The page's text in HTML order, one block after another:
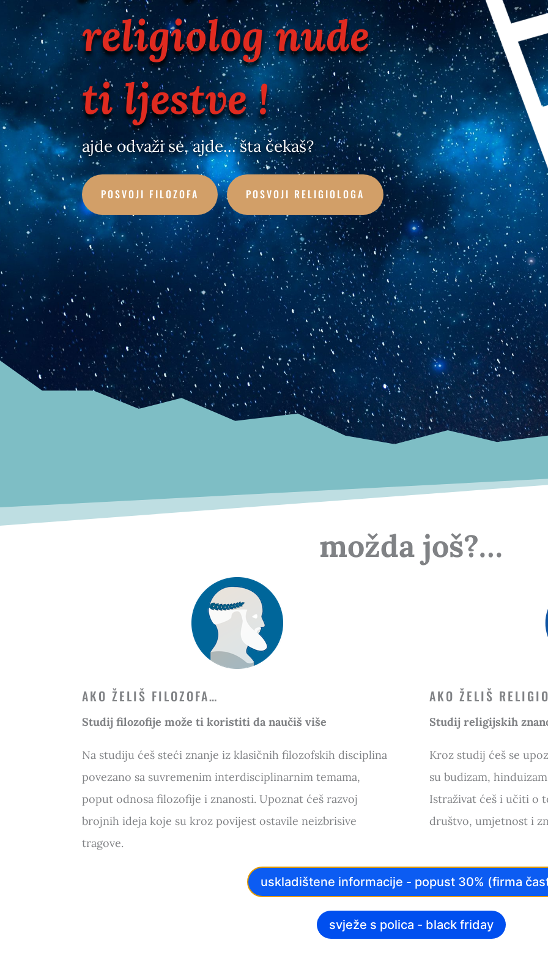
religiolog nude
ti ljestve !
ajde odvaži se, ajde… šta čekaš?
POSVOJI FILOZOFA POSVOJI RELIGIOLOGA
možda još?…
AKO ŽELIŠ FILOZOFA…
Studij filozofije može ti koristiti da naučiš više
Na studiju ćeš steći znanje iz klasičnih filozofskih disciplina
povezano sa suvremenim interdisciplinarnim temama,
poput odnosa filozofije i znanosti. Upoznat ćeš razvoj
brojnih ideja koje su kroz povijest ostavile neizbrisive
tragove.
AKO ŽELIŠ
Studij religijskih
Kroz studij ćeš se
su budizam,
Istraživat ćeš i učiti o
društvo, umjetnost i
uskladištene informacije - popust 30% (firma
svježe s polica - black friday